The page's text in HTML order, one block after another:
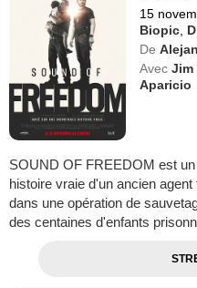
15
Biopic
De
Avec Jim
Aparicio
SOUND OF FREEDOM est
histoire vraie d'un ancien
dans une opération de
des centaines d'enfants